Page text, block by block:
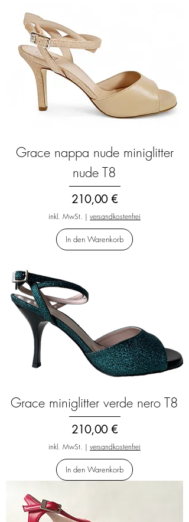
Grace nappa nude miniglitter
nude T8
Preis
210,00 €
inkl. MwSt. | versandkostenfrei
In den Warenkorb
Grace miniglitter verde nero T8
Preis
210,00 €
inkl. MwSt. | versandkostenfrei
In den Warenkorb